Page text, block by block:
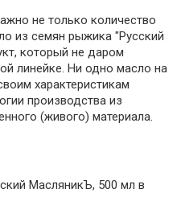
не только количество
из семян рыжика "Русский
который не даром
линейке. Ни одно масло на
характеристикам
производства из
(живого) материала.
МасляникЪ, 500 мл в